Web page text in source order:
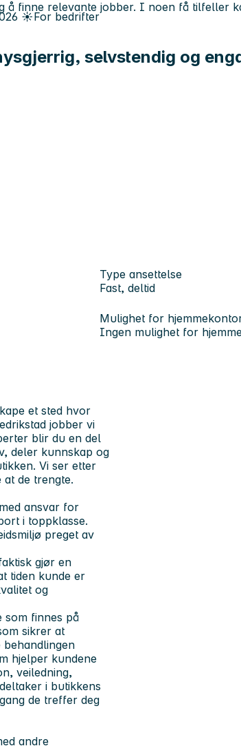
☀️For bedrifter
selvstendig og
Type ansettelse
Fast, deltid
Mulighet for
Ingen mulighet for
å finne relevante jobber. I noen få tilfeller
et sted hvor
jobber vi
blir du en del
deler kunnskap og
Vi ser etter
de trengte.
ansvar for
i toppklasse.
preget av
gjør en
tiden kunde er
og
som finnes på
sikrer at
hjelper kundene
veiledning,
i butikkens
de treffer deg
andre